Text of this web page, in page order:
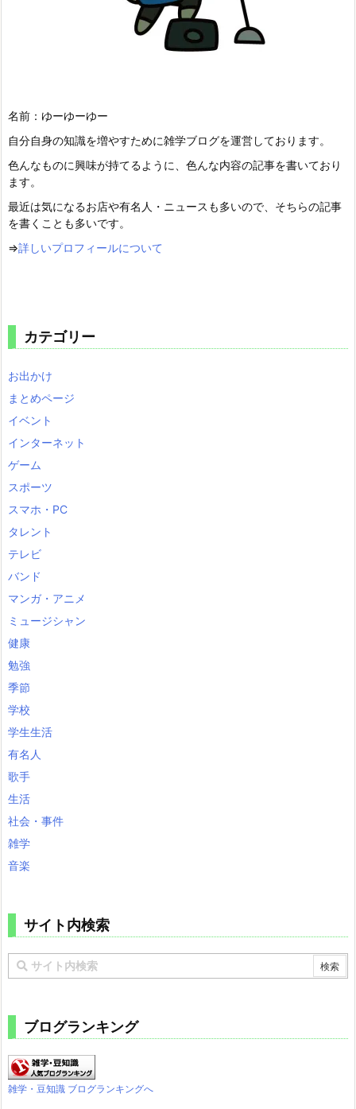
名前：ゆーゆーゆー
自分自身の知識を増やすために雑学ブログを運営しております。
色んなものに興味が持てるように、色んな内容の記事を書いており
ます。
最近は気になるお店や有名人・ニュースも多いので、そちらの記事
を書くことも多いです。
⇒詳しいプロフィールについて
カテゴリー
お出かけ
まとめページ
イベント
インターネット
ゲーム
スポーツ
スマホ・PC
タレント
テレビ
バンド
マンガ・アニメ
ミュージシャン
健康
勉強
季節
学校
学生生活
有名人
歌手
生活
社会・事件
雑学
音楽
サイト内検索
ブログランキング
雑学・豆知識 ブログランキングへ